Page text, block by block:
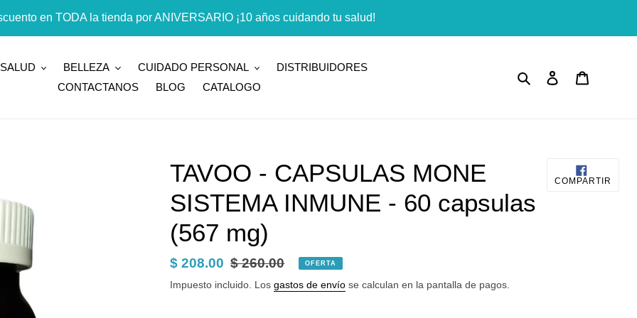
en TODA la tienda por ANIVERSARIO ¡10 años cuidando tu salud!
SALUD BELLEZA CUIDADO PERSONAL
DISTRIBUIDORES
CONTACTANOS
BLOG CATALOGO
Buscar Ingresar
TAVOO - CAPSULAS MONE
SISTEMA INMUNE - 60 capsulas
(567 mg)
Precio
de
$ 208.00 Precio
habitual
$ 260.00 OFERTA
Impuesto incluido. Los gastos de envío se calculan en la pantalla de pagos.
COMPARTIR